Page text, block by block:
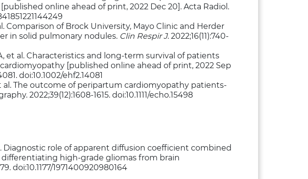
online ahead of print, 2022 Dec 20]. Acta Radiol.
Comparison of Brock University, Mayo Clinic and Herder
in solid pulmonary nodules. Clin Respir J. 2022;16(11):740-
et al. Characteristics and long-term survival of patients
[published online ahead of print, 2022 Sep
doi:10.1002/ehf2.14081
al. The outcome of peripartum cardiomyopathy patients-
2022;39(12):1608-1615. doi:10.1111/echo.15498
Diagnostic role of apparent diffusion coefficient combined
high-grade gliomas from brain
doi:10.1177/1971400920980164